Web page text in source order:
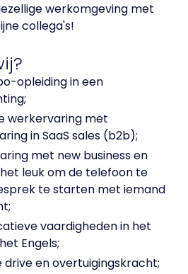
werkomgeving met
collega's!
opleiding in een
werkervaring met
in SaaS sales (b2b);
met new business en
leuk om de telefoon te
te starten met iemand
vaardigheden in het
Engels;
drive en overtuigingskracht;